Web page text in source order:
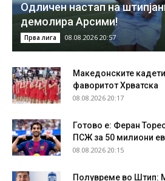
Одличен настап на
демолира Арсими!
Прва лига 08.08.2026 20:57
Македонските
фаворитот Хрватска
08.08.2026 20:17
Готово е: Феран
ПСЖ за 50 милиони
08.08.2026 20:15
Полувреме во Штип: